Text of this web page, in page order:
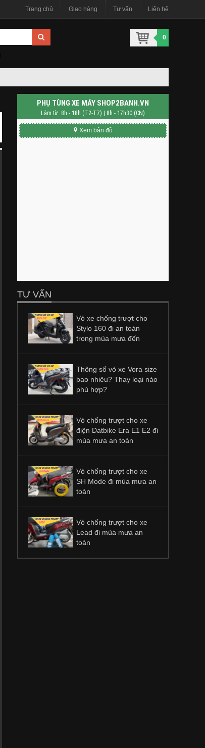
Trang chủ Giao hàng Tư vấn Liên hệ
0
PHỤ TÙNG XE MÁY SHOP2BANH.VN
Làm từ: 8h - 18h (T2-T7) | 8h - 17h30 (CN)
Xem bản đồ
TƯ VẤN
Vỏ xe chống trượt cho
Stylo 160 đi an toàn
trong mùa mưa đến
Thông số vỏ xe Vora size
bao nhiêu? Thay loại nào
phù hợp?
Vỏ chống trượt cho xe
điện Datbike Era E1 E2 đi
mùa mưa an toàn
Vỏ chống trượt cho xe
SH Mode đi mùa mưa an
toàn
Vỏ chống trượt cho xe
Lead đi mùa mưa an
toàn